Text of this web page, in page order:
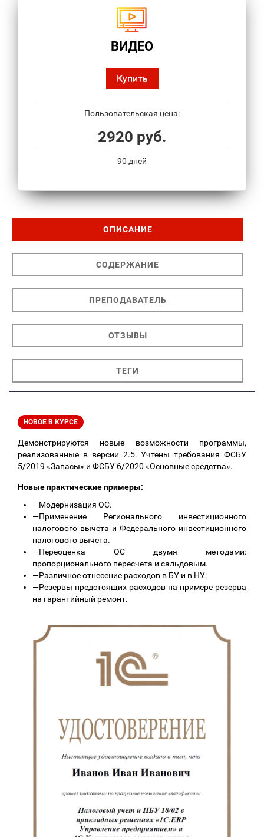
ВИДЕО
Купить
Пользовательская цена:
2920 руб.
90 дней
ОПИСАНИЕ
СОДЕРЖАНИЕ
ПРЕПОДАВАТЕЛЬ
ОТЗЫВЫ
ТЕГИ
НОВОЕ В КУРСЕ
Демонстрируются новые возможности программы,
реализованные в версии 2.5. Учтены требования ФСБУ
5/2019 «Запасы» и ФСБУ 6/2020 «Основные средства».
Новые практические примеры:
—Модернизация ОС.
—Применение Регионального инвестиционного
налогового вычета и Федерального инвестиционного
налогового вычета.
—Переоценка ОС двумя методами:
пропорционального пересчета и сальдовым.
—Различное отнесение расходов в БУ и в НУ.
—Резервы предстоящих расходов на примере резерва
на гарантийный ремонт.